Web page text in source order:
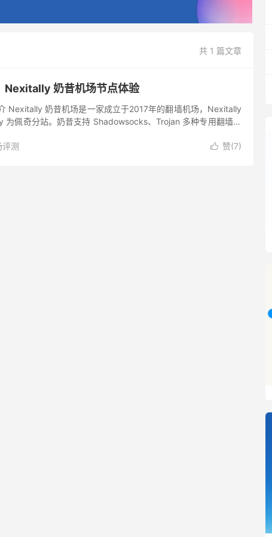
共 1 篇文章
Nexitally 奶昔机场节点体验
Nexitally 奶昔机场是一家成立于2017年的翻墙机场，Nexitally
为佩奇分站。奶昔支持 Shadowsocks、Trojan 多种专用翻墙协
 赞(7)
评测